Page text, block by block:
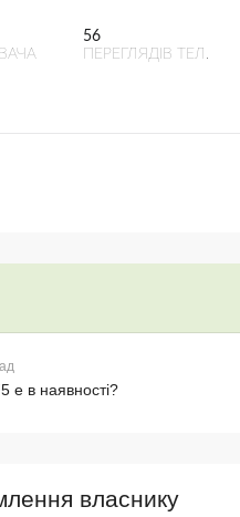
56
ПЕРЕГЛЯДІВ ТЕЛ.
е в наявності?
власнику